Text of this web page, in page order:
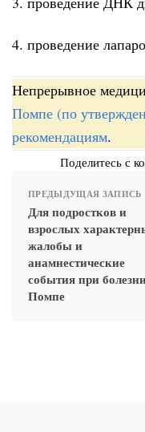
4. проведение
Непрерывное
Помпе (по
рекомендациям.
Поделитесь с
ПРЕДЫДУЩАЯ ЗАПИСЬ
Для подростков и
взрослых
жалобы и
анамнестические
события при болезни
Помпе